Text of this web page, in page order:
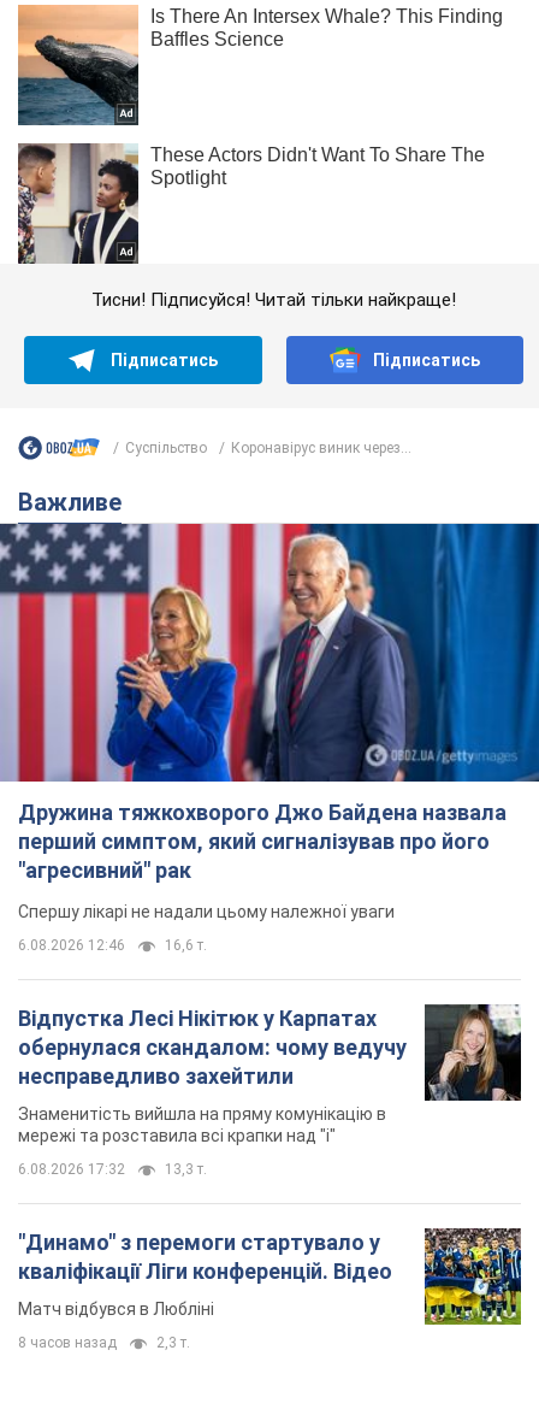
Тисни! Підписуйся! Читай тільки найкраще!
Підписатись Підписатись
Суспільство Коронавірус виник через...
Важливе
Дружина тяжкохворого Джо Байдена назвала
перший симптом, який сигналізував про його
"агресивний" рак
Спершу лікарі не надали цьому належної уваги
6.08.2026 12:46 16,6 т.
Відпустка Лесі Нікітюк у Карпатах
обернулася скандалом: чому ведучу
несправедливо захейтили
Знаменитість вийшла на пряму комунікацію в
мережі та розставила всі крапки над "і"
6.08.2026 17:32 13,3 т.
"Динамо" з перемоги стартувало у
кваліфікації Ліги конференцій. Відео
Матч відбувся в Любліні
8 часов назад 2,3 т.